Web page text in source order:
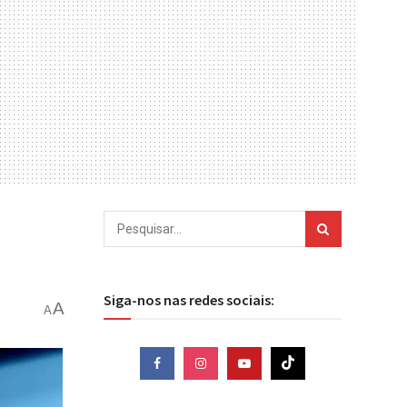
AA Siga-nos nas redes sociais: